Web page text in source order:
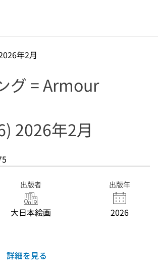
年2月
グ = Armour
2026年2月
出版者
大日本絵画
出版年
2026
詳細を見る